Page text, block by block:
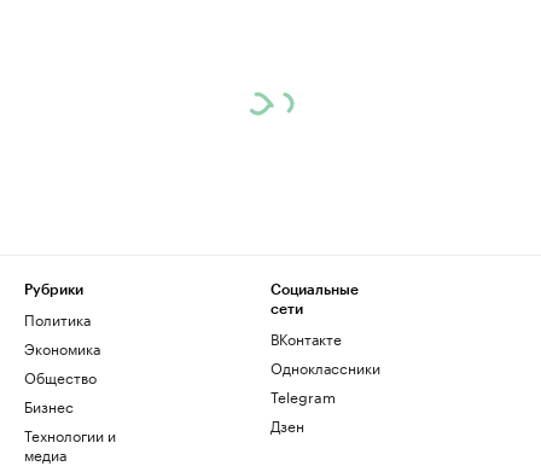
Рубрики
Политика
Экономика
Общество
Бизнес
Технологии и
медиа
Социальные
сети
ВКонтакте
Одноклассники
Telegram
Дзен